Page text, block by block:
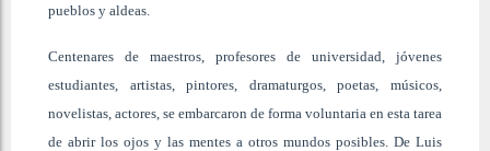
pueblos y aldeas.
Centenares de maestros, profesores de universidad, jóvenes
estudiantes, artistas, pintores, dramaturgos, poetas, músicos,
novelistas, actores, se embarcaron de forma voluntaria en esta tarea
de abrir los ojos y las mentes a otros mundos posibles. De Luis